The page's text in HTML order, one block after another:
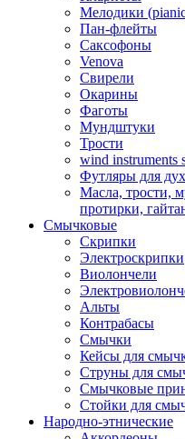
Мелодики
Пан-флейты
Саксофоны
Venova
Свирели
Окарины
Фаготы
Мундштуки
Трости
wind instruments
Футляры для
Масла, трости,
протирки,
Смычковые
Скрипки
Электроскрипки
Виолончели
Альты
Контрабасы
Смычки
Кейсы для
Струны для
Смычковые
Стойки для
Народно-этнические